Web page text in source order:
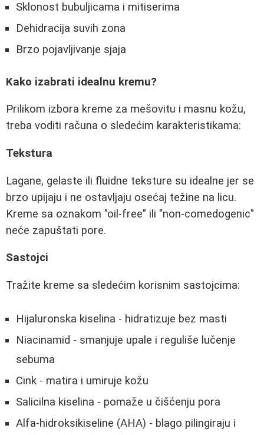
Sklonost bubuljicama i mitiserima
Dehidracija suvih zona
Brzo pojavljivanje sjaja
Kako izabrati idealnu kremu?
Prilikom izbora kreme za mešovitu i masnu kožu,
treba voditi računa o sledećim karakteristikama:
Tekstura
Lagane, gelaste ili fluidne teksture su idealne jer se
brzo upijaju i ne ostavljaju osećaj težine na licu.
Kreme sa oznakom "oil-free" ili "non-comedogenic"
neće zapuštati pore.
Sastojci
Tražite kreme sa sledećim korisnim sastojcima:
Hijaluronska kiselina - hidratizuje bez masti
Niacinamid - smanjuje upale i reguliše lučenje
sebuma
Cink - matira i umiruje kožu
Salicilna kiselina - pomaže u čišćenju pora
Alfa-hidroksikiseline (AHA) - blago pilingiraju i